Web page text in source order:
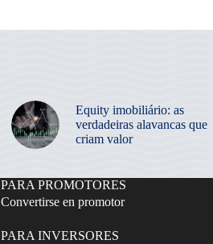
Equity imobiliário: as
verdadeiras alavancas que
criam valor
PARA PROMOTORES
Convertirse en promotor
PARA INVERSORES